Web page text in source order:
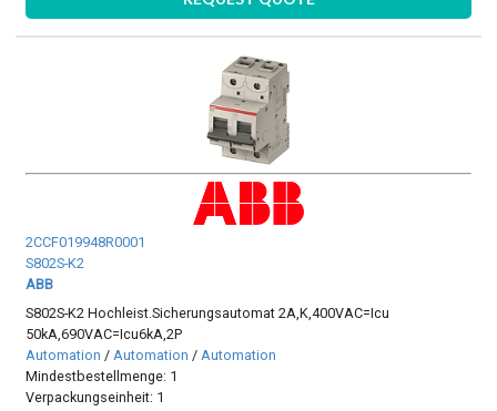
2CCF019948R0001
S802S-K2
ABB
S802S-K2 Hochleist.Sicherungsautomat 2A,K,400VAC=Icu
50kA,690VAC=Icu6kA,2P
Automation / Automation / Automation
Mindestbestellmenge: 1
Verpackungseinheit: 1